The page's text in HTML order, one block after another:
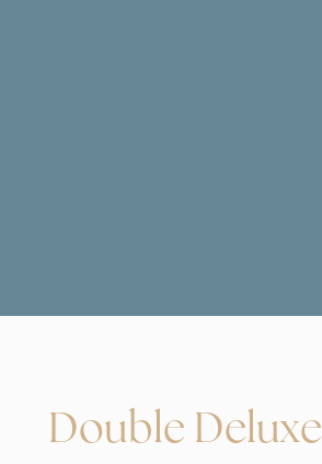
Double Deluxe